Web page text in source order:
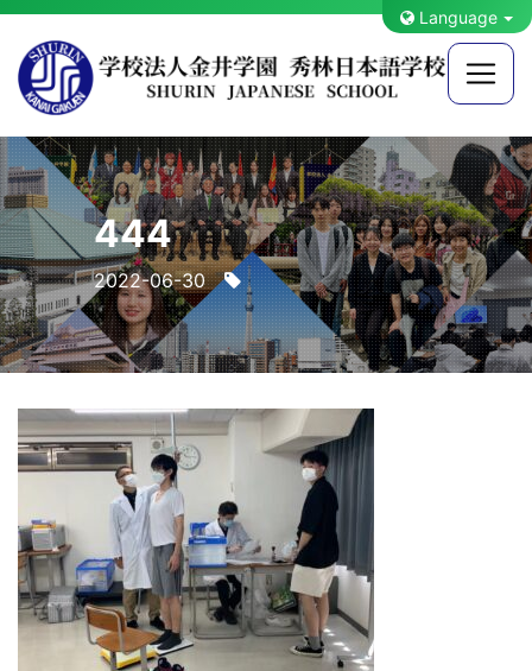
Language
444
2022-06-30